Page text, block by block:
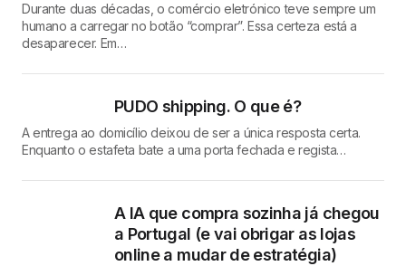
Durante duas décadas, o comércio eletrónico teve sempre um
humano a carregar no botão “comprar”. Essa certeza está a
desaparecer. Em…
PUDO shipping. O que é?
A entrega ao domicílio deixou de ser a única resposta certa.
Enquanto o estafeta bate a uma porta fechada e regista…
A IA que compra sozinha já chegou
a Portugal (e vai obrigar as lojas
online a mudar de estratégia)